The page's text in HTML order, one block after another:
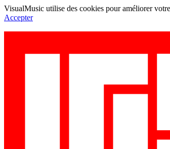
VisualMusic utilise des cookies pour améliorer
Accepter